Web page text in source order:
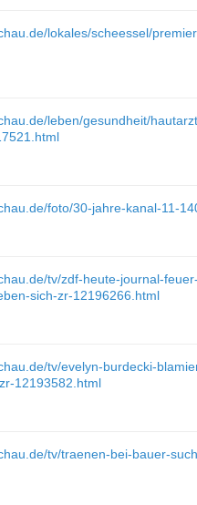
lokales/scheessel/
leben/gesundheit/
foto/30-jahre-kanal-11-
tv/zdf-heute-journal-
sich-zr-12196266.html
tv/evelyn-burdecki-
12193582.html
tv/traenen-bei-bauer-